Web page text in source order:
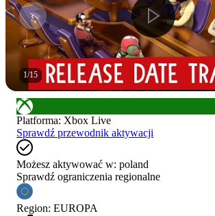
1/15
Platforma: Xbox Live
Sprawdź przewodnik aktywacji
Możesz aktywować w: poland
Sprawdź ograniczenia regionalne
Region: EUROPA